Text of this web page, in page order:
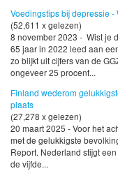
Voedingstips bij depressie -
(52,611 x gelezen)
8 november 2023 - Wist je
65 jaar in 2022 leed aan
zo blijkt uit cijfers van de
ongeveer 25 procent...
Finland wederom
plaats
(27,278 x gelezen)
20 maart 2025 - Voor het
met de gelukkigste
Report. Nederland stijgt
de vijfde...